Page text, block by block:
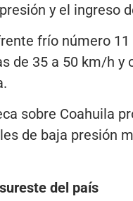
y el ingreso
frío número
de 35 a 50 km/h
sobre Coahuila
de baja presión
del país